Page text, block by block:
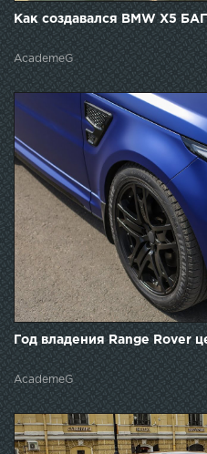
Как создавался BMW X5
AcademeG
Год владения Range Rover
AcademeG